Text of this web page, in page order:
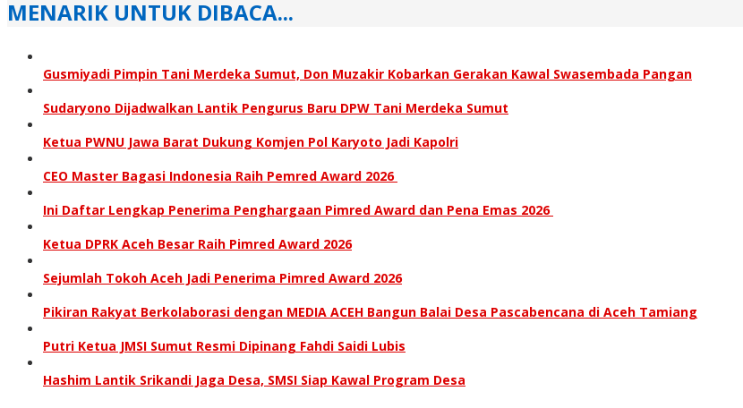
MENARIK UNTUK DIBACA...
Gusmiyadi Pimpin Tani Merdeka Sumut, Don Muzakir Kobarkan Gerakan Kawal Swasembada Pangan
Sudaryono Dijadwalkan Lantik Pengurus Baru DPW Tani Merdeka Sumut
Ketua PWNU Jawa Barat Dukung Komjen Pol Karyoto Jadi Kapolri
CEO Master Bagasi Indonesia Raih Pemred Award 2026
Ini Daftar Lengkap Penerima Penghargaan Pimred Award dan Pena Emas 2026
Ketua DPRK Aceh Besar Raih Pimred Award 2026
Sejumlah Tokoh Aceh Jadi Penerima Pimred Award 2026
Pikiran Rakyat Berkolaborasi dengan MEDIA ACEH Bangun Balai Desa Pascabencana di Aceh Tamiang
Putri Ketua JMSI Sumut Resmi Dipinang Fahdi Saidi Lubis
Hashim Lantik Srikandi Jaga Desa, SMSI Siap Kawal Program Desa